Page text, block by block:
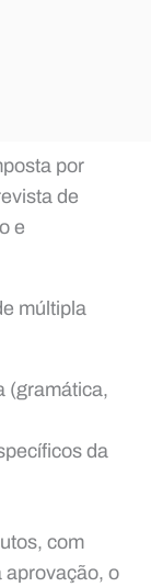
por
de
e
múltipla
(gramática,
da
com
aprovação, o